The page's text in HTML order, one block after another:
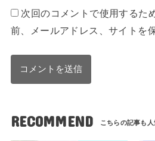
次回のコメントで使用するた
前、メールアドレス、サイトを
RECOMMEND